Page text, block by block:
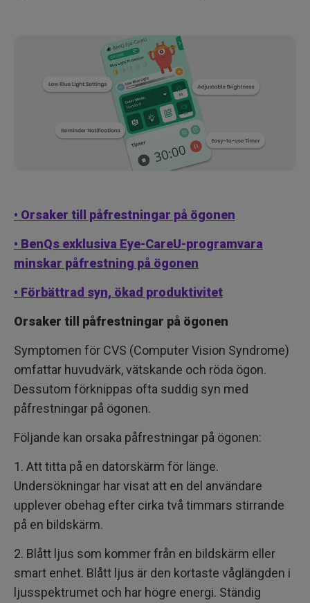
• Orsaker till påfrestningar på ögonen
• BenQs exklusiva Eye-CareU-programvara
minskar påfrestning på ögonen
• Förbättrad syn, ökad produktivitet
Orsaker till påfrestningar på ögonen
Symptomen för CVS (Computer Vision Syndrome)
omfattar huvudvärk, vätskande och röda ögon.
Dessutom förknippas ofta suddig syn med
påfrestningar på ögonen.
Följande kan orsaka påfrestningar på ögonen:
1. Att titta på en datorskärm för länge.
Undersökningar har visat att en del användare
upplever obehag efter cirka två timmars stirrande
på en bildskärm.
2. Blått ljus som kommer från en bildskärm eller
smart enhet. Blått ljus är den kortaste våglängden i
ljusspektrumet och har högre energi. Ständig